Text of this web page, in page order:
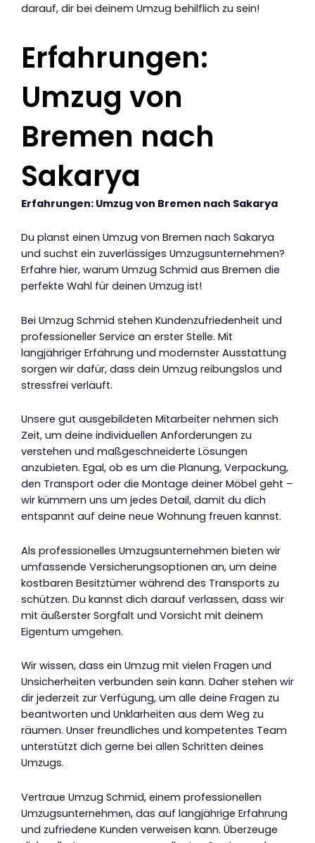
darauf, dir bei deinem Umzug behilflich zu sein!
Erfahrungen:
Umzug von
Bremen nach
Sakarya
Erfahrungen: Umzug von Bremen nach Sakarya
Du planst einen Umzug von Bremen nach Sakarya
und suchst ein zuverlässiges Umzugsunternehmen?
Erfahre hier, warum Umzug Schmid aus Bremen die
perfekte Wahl für deinen Umzug ist!
Bei Umzug Schmid stehen Kundenzufriedenheit und
professioneller Service an erster Stelle. Mit
langjähriger Erfahrung und modernster Ausstattung
sorgen wir dafür, dass dein Umzug reibungslos und
stressfrei verläuft.
Unsere gut ausgebildeten Mitarbeiter nehmen sich
Zeit, um deine individuellen Anforderungen zu
verstehen und maßgeschneiderte Lösungen
anzubieten. Egal, ob es um die Planung, Verpackung,
den Transport oder die Montage deiner Möbel geht –
wir kümmern uns um jedes Detail, damit du dich
entspannt auf deine neue Wohnung freuen kannst.
Als professionelles Umzugsunternehmen bieten wir
umfassende Versicherungsoptionen an, um deine
kostbaren Besitztümer während des Transports zu
schützen. Du kannst dich darauf verlassen, dass wir
mit äußerster Sorgfalt und Vorsicht mit deinem
Eigentum umgehen.
Wir wissen, dass ein Umzug mit vielen Fragen und
Unsicherheiten verbunden sein kann. Daher stehen wir
dir jederzeit zur Verfügung, um alle deine Fragen zu
beantworten und Unklarheiten aus dem Weg zu
räumen. Unser freundliches und kompetentes Team
unterstützt dich gerne bei allen Schritten deines
Umzugs.
Vertraue Umzug Schmid, einem professionellen
Umzugsunternehmen, das auf langjährige Erfahrung
und zufriedene Kunden verweisen kann. Überzeuge